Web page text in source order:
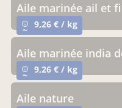
aile marinée ail et
info_outline
~ 9,26 € / kg
aile marinée india
info_outline
~ 9,26 € / kg
aile nature